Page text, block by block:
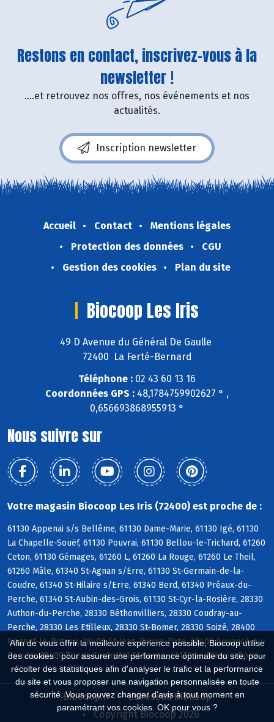
Afin de vous offrir la meilleure expérience possible, Biocoop utilise
des cookies : pour assurer une performance optimale du site, pour
récolter des statistiques afin d'analyser le trafic et la performance
du site et vous proposer une navigation personnalisée en toute
sécurité. Vous pouvez changer d'avis à tout moment en
paramétrant vos cookies. OK pour vous ?
Restons en contact, inscrivez-vous à la
newsletter !
....et retrouvez nos offres, nos événements et nos
actualités.
Inscription newsletter
Accueil Contact
Mentions légales
Protection des données
CGU
Gestion des cookies
Plan du site
Biocoop Les Iris
49 D Avenue du Général De Gaulle
72400 La Ferté-Bernard
Téléphone : 02 43 60 13 16
Coordonnées GPS : 48,1784759902627 ° ,
0,656693868955913 °
Nous suivre sur
Votre magasin Biocoop Les Iris (72400) est proche de :
61130 Appenai s/s Bellême, 61130 Dame-Marie, 61130 Igé, 61130
La Chapelle-Souëf, 61130 Pouvrai, 61130 Bellou-le-Trichard, 61260
Ceton, 61130 Gémages, 61260 L, 61260 La Rouge, 61260 Le Theil,
61260 Mâle, 61340 St-Agnan s/Erre, 61130 St-Germain-de-la-
Coudre, 61340 St-Hilaire s/Erre, 61340 Berd, 61340 Préaux-du-
Perche, 61340 St-Aubin-des-Grois, 61130 St-Cyr-la-Rosière, 28330
Authon-du-Perche, 28330 Béthonvilliers, 28330 Coudray-au-
Perche, 28330 Les Etilleux, 28330 St-Bomer, 28330 Soizé, 28400
Nogent-le-Rotrou, 28400 St-Jean-Pierre-Fixte, 28400 Souancé-au-
Perche, 28400 Trizay-Coutretot-St-Serge, 41170 Le Plessis-Dorin
Biocoop.fr
Le réseau Biocoop
Copyright Biocoop 2026